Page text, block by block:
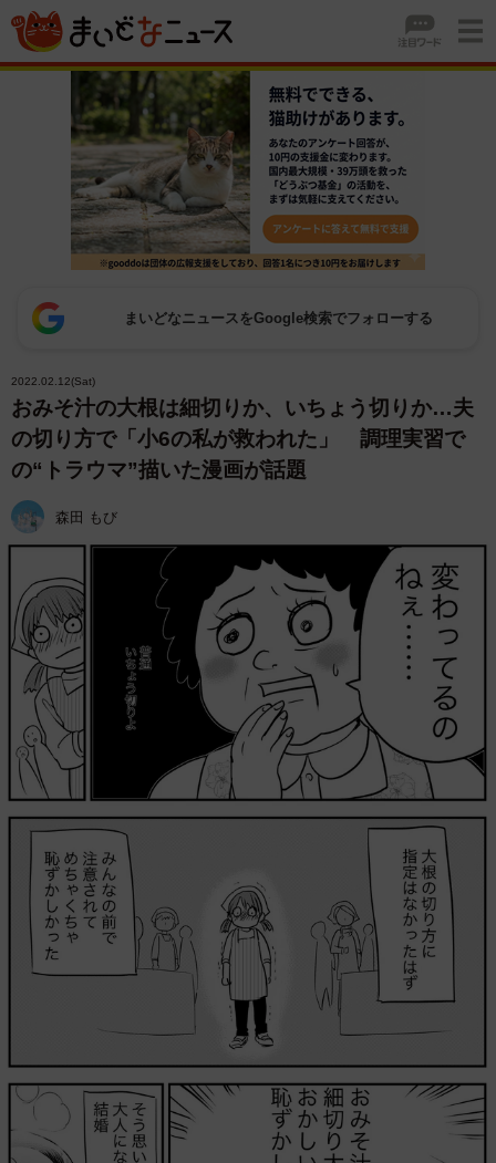
まいどなニュースをGoogle検索でフォローする
2022.02.12(Sat)
おみそ汁の大根は細切りか、いちょう切りか…夫
の切り方で「小6の私が救われた」 調理実習で
の“トラウマ”描いた漫画が話題
森田 もび